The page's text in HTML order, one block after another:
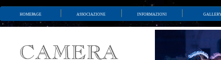
homepage associazione informazioni